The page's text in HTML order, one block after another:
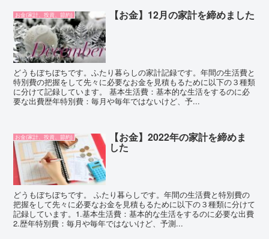
お金(家計、投資、節約) 【お金】12月の家計を締めました
どうもぼちぼちです。ふたり暮らしの家計記録です。年間の生活費と
特別費の把握をして先々に必要なお金を見積もるために以下の３種類
に分けて記録しています。 基本生活費：基本的な生活をするのに必
要な出費歴年特別費：毎月や毎年ではないけど、予...
お金(家計、投資、節約) 【お金】2022年の家計を締めま
した
どうもぼちぼちです。 ふたり暮らしです。年間の生活費と特別費の
把握をして先々に必要なお金を見積もるために以下の３種類に分けて
記録しています。1.基本生活費：基本的な生活をするのに必要な出費
2.歴年特別費：毎月や毎年ではないけど、予測...